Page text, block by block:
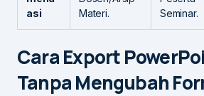
asi
Materi.
Seminar.
Cara Export
Tanpa Mengubah